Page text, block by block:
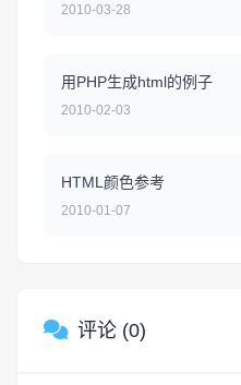
2010-03-28
用PHP生成html的例子
2010-02-03
HTML颜色参考
2010-01-07
评论 (0)